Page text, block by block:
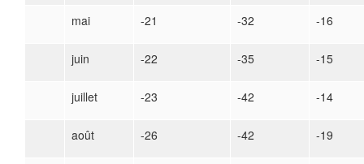
mai -21 -32 -16
juin -22 -35 -15
juillet -23 -42 -14
août -26 -42 -19